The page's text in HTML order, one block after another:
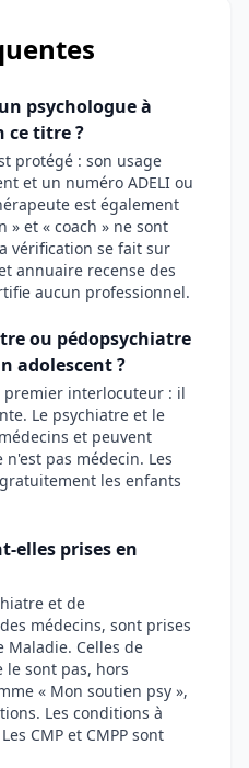
psychologue à
ce titre ?
protégé : son usage
et un numéro ADELI ou
est également
» et « coach » ne sont
vérification se fait sur
annuaire recense des
aucun professionnel.
ou pédopsychiatre
adolescent ?
premier interlocuteur : il
Le psychiatre et le
et peuvent
pas médecin. Les
les enfants
elles prises en
et de
médecins, sont prises
Maladie. Celles de
le sont pas, hors
« Mon soutien psy »,
Les conditions à
CMP et CMPP sont